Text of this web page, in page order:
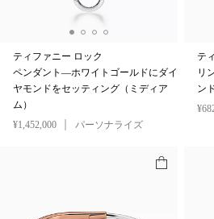
ティファニー ロック
ペンダント—ホワイトゴールドにダイ
ヤモンドをセッティング（ミディア
ム）
¥1,452,000
パーソナライズ
テ
リ
ン